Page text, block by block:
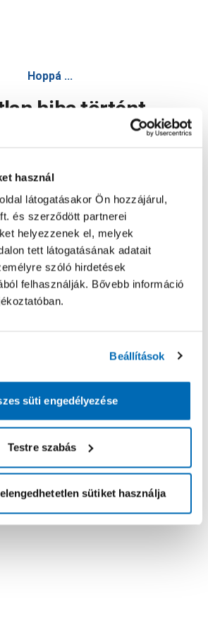
használ
látogatásakor Ön hozzájárul,
és szerződött partnerei
helyezzenek el, melyek
tett látogatásának adatait
szóló hirdetések
felhasználják. Bővebb információ
Beállítások
süti engedélyezése
Testre szabás
sütiket használja
Hoppá ...
hiba történt
Oldal újratöltése